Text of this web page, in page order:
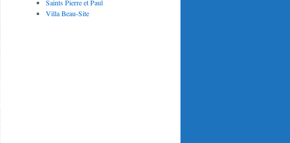
Saints Pierre et Paul
Villa Beau-Site